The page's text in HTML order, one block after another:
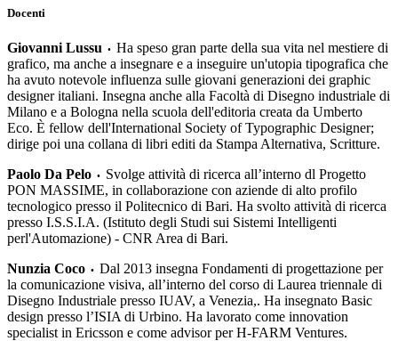
Docenti
Giovanni Lussu • Ha speso gran parte della sua vita nel mestiere di
grafico, ma anche a insegnare e a inseguire un'utopia tipografica che
ha avuto notevole influenza sulle giovani generazioni dei graphic
designer italiani. Insegna anche alla Facoltà di Disegno industriale di
Milano e a Bologna nella scuola dell'editoria creata da Umberto
Eco. È fellow dell'International Society of Typographic Designer;
dirige poi una collana di libri editi da Stampa Alternativa, Scritture.
Paolo Da Pelo • Svolge attività di ricerca all’interno dl Progetto
PON MASSIME, in collaborazione con aziende di alto profilo
tecnologico presso il Politecnico di Bari. Ha svolto attività di ricerca
presso I.S.S.I.A. (Istituto degli Studi sui Sistemi Intelligenti
perl'Automazione) - CNR Area di Bari.
Nunzia Coco • Dal 2013 insegna Fondamenti di progettazione per
la comunicazione visiva, all’interno del corso di Laurea triennale di
Disegno Industriale presso IUAV, a Venezia,. Ha insegnato Basic
design presso l’ISIA di Urbino. Ha lavorato come innovation
specialist in Ericsson e come advisor per H-FARM Ventures.